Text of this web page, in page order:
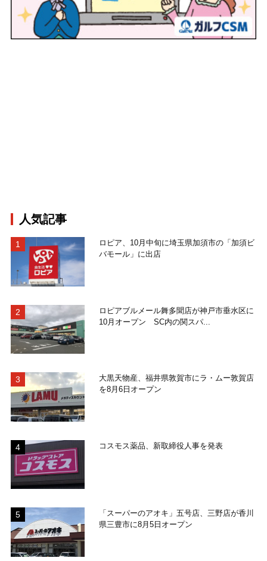
人気記事
ロピア、10月中旬に埼玉県加須市の「加須ビ
バモール」に出店
ロピアブルメール舞多聞店が神戸市垂水区に
10月オープン SC内の関スパ...
大黒天物産、福井県敦賀市にラ・ムー敦賀店
を8月6日オープン
コスモス薬品、新取締役人事を発表
「スーパーのアオキ」五号店、三野店が香川
県三豊市に8月5日オープン